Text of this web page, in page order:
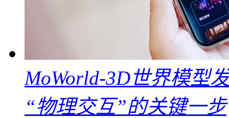
MoWorld-3D世界模型
“物理交互”的关键一步